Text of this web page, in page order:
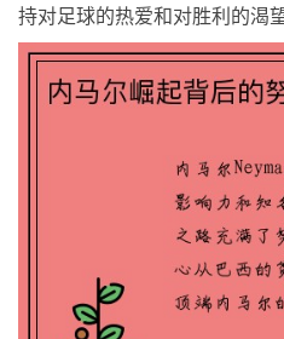
持对足球的热爱和对胜利的渴望